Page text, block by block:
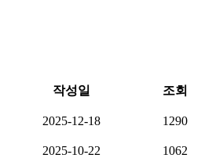
작성일 조회
2025-12-18 1290
2025-10-22 1062